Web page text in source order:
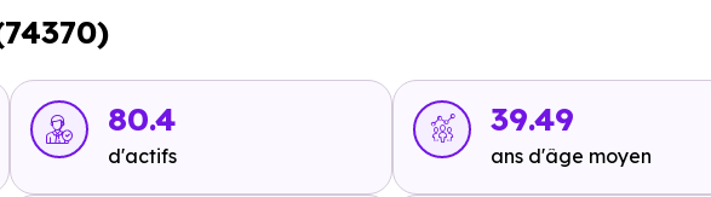
.
80.4
d'actifs
39.49
ans d'âge moyen